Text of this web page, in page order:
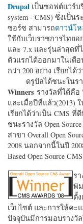
Drupal เป็นซอฟต์แวร์บริ
system - CMS) ซึ่งเป็
ซอร์ซ สามารถดาวน์โ
ใช้กับเว็บราชการไทย
และ 7.x และรุ่นล่าสุดที่
ตัวแรกได้ออกมาในเดื
กว่า 200 อย่าง เรียกได้
ดรูปัลได้ชนะในรา
Winners รางวัลที่ได้คือ
และเมื่อปีที่แล้ว(2013)
เรียกได้ว่าเป็น CMS ที่
ชนะรางวัล Open
สาขา Overall Open
2008 นอกจากนี้ในปี
Based Open Source
ร
พิ
ตั้
เว็บไซต์ และการให้ค
ปัจจุบันมีการมอบรางวั